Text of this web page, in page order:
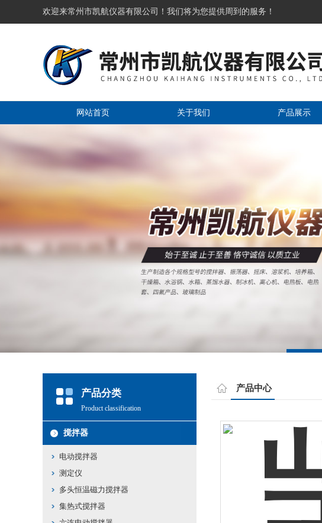
欢迎来常州市凯航仪器有限公司！我们将为您提供周到的服务！
网站首页 关于我们 产品展示
产品中心
产品分类
Product classification
搅拌器
电动搅拌器
测定仪
多头恒温磁力搅拌器
集热式搅拌器